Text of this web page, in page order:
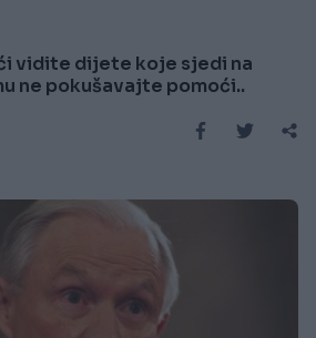
vidite dijete koje sjedi na
ne pokušavajte pomoći..